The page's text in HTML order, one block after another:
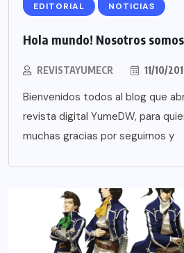
EDITORIAL NOTICIAS
Hola mundo! Nosotros
REVISTAYUMECR 11/10/
Bienvenidos todos al blog que
revista digital YumeDW, para
muchas gracias por seguirnos y